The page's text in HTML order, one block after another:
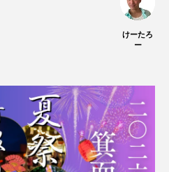
けーたろ
ー